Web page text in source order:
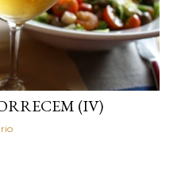
(IV)